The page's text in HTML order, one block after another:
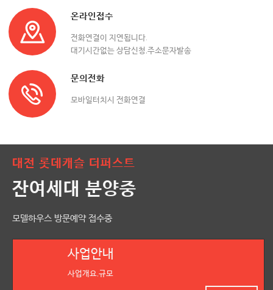
온라인접수
전화연결이 지연됩니다.
대기시간없는 상담신청,주소문자발송
문의전화
모바일터치시 전화연결
대전 롯데캐슬 더퍼스트
잔여세대 분양중
모델하우스 방문예약 접수중
사업안내
사업개요,규모